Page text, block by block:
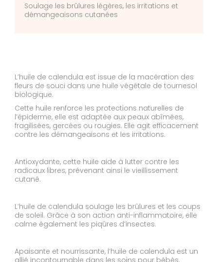
Soulage les brûlures légères, les irritations et
démangeaisons cutanées
L’huile de calendula est issue de la macération des
fleurs de souci dans une huile végétale de tournesol
biologique.
Cette huile renforce les protections naturelles de
l’épiderme, elle est adaptée aux peaux abîmées,
fragilisées, gercées ou rougies. Elle agit efficacement
contre les démangeaisons et les irritations.
Antioxydante, cette huile aide à lutter contre les
radicaux libres, prévenant ainsi le vieillissement
cutané.
L’huile de calendula soulage les brûlures et les coups
de soleil. Grâce à son action anti-inflammatoire, elle
calme également les piqûres d’insectes.
Apaisante et nourrissante, l’huile de calendula est un
allié incontournable dans les soins pour bébés.